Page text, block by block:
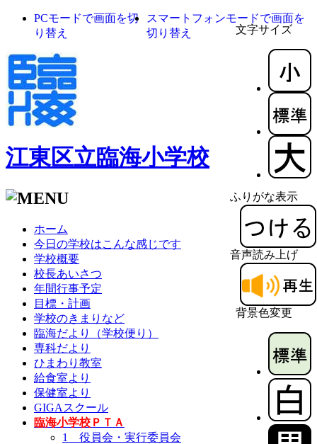
文字サイズ
ふりがな表示
音声読み上げ
背景色変更
PCモードで画面を切
り替え
スマートフォンモードで画面を
切り替え
江東区立臨海小学校
ホーム
今日の学校はこんな感じです
学校概要
校長あいさつ
年間行事予定
目標・計画
学校のきまりなど
臨海だより（学校便り）
専科だより
ひまわり教室
給食室より
保健室より
GIGAスクール
臨海小学校ＰＴＡ
1 役員会・実行委員会